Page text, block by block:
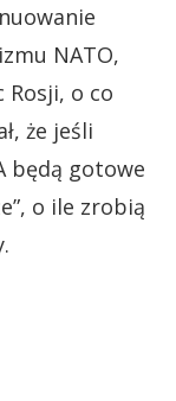
NATO,
Rosji, o co
że jeśli
będą gotowe
o ile zrobią